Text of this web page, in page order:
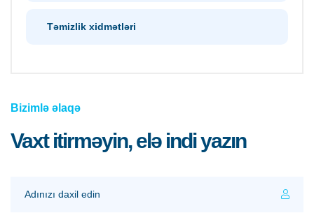
Təmizlik xidmətləri
Bizimlə əlaqə
Vaxt itirməyin, elə indi yazın